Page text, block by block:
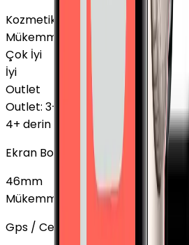
Kozmetik Durumu
Nasıl Görünüyor?
Mükemmel
Çok İyi
İyi
Outlet
Outlet: 3+ üstü minik lekeler, Pil
4+ derin çizik
Ekran Boyutu
46mm
Mükemmel
42mm+6.999 TL
Gps / Cellular